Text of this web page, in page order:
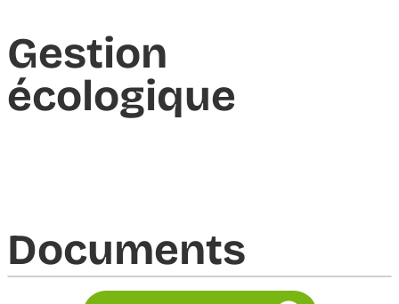
Gestion
écologique
Documents​